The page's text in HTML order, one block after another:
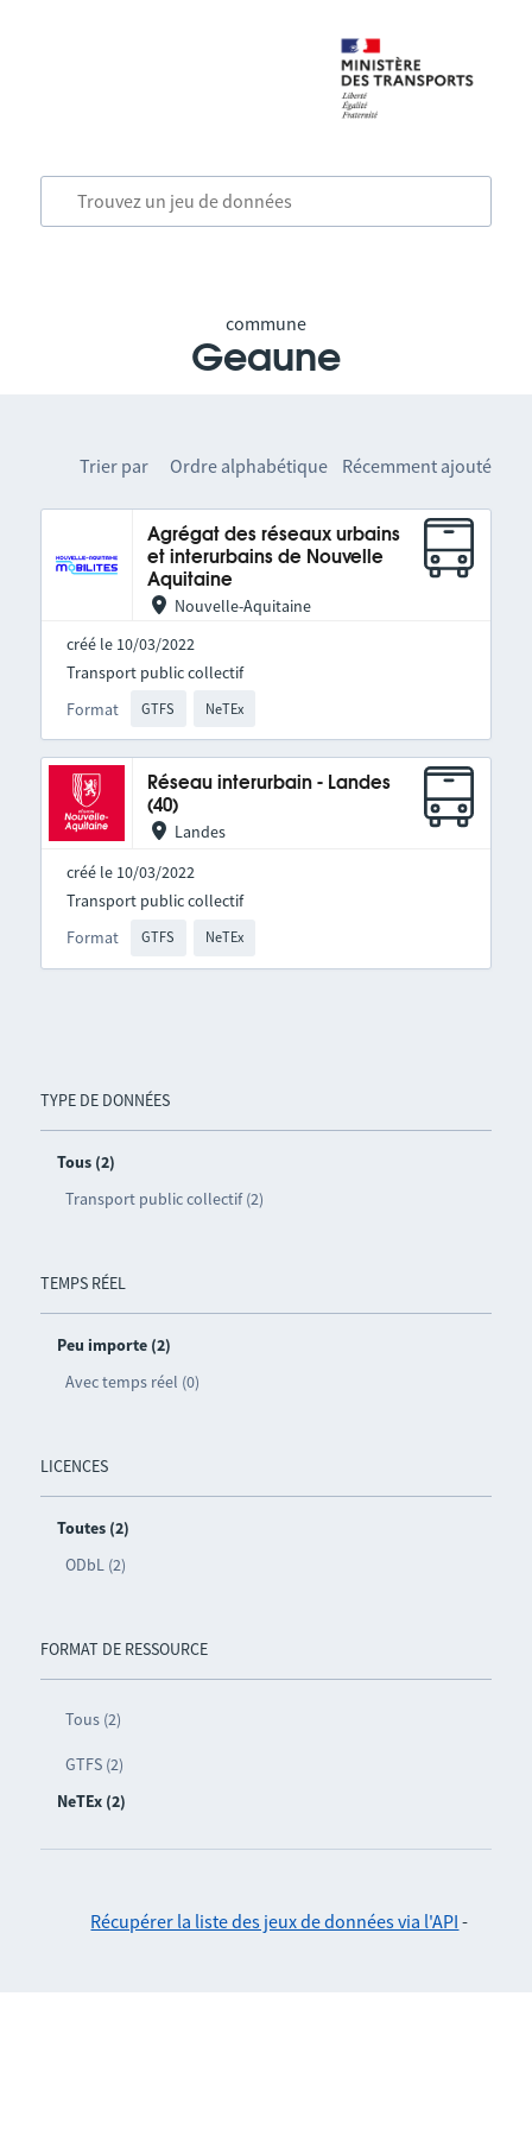
commune
Geaune
TYPE DE DONNÉES
Tous (2)
Transport public collectif (2)
TEMPS RÉEL
Peu importe (2)
Avec temps réel (0)
LICENCES
Toutes (2)
ODbL (2)
FORMAT DE RESSOURCE
Tous (2)
GTFS (2)
NeTEx (2)
Trier par Ordre alphabétique Récemment ajouté
Agrégat des réseaux urbains
et interurbains de Nouvelle
Aquitaine
Nouvelle-Aquitaine
créé le 10/03/2022
Format GTFS NeTEx
Transport public collectif
Réseau interurbain - Landes
(40)
Landes
créé le 10/03/2022
Format GTFS NeTEx
Transport public collectif
Récupérer la liste des jeux de données via l'API -